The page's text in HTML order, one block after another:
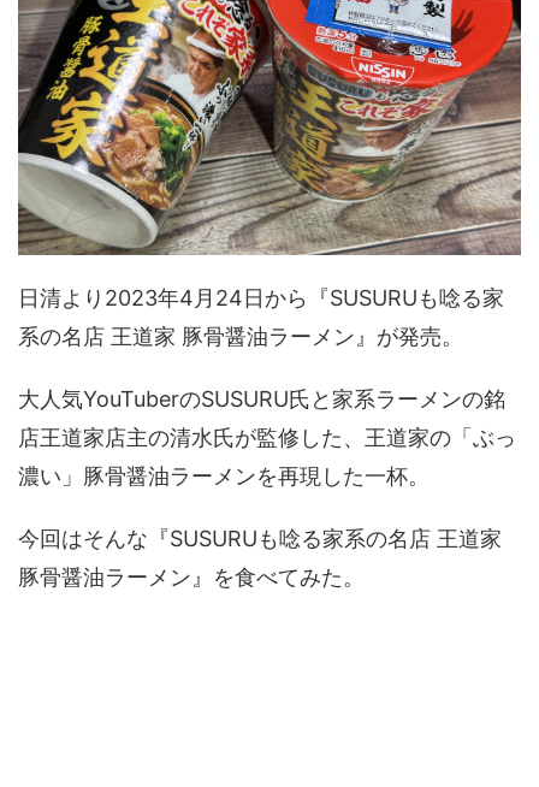
日清より2023年4月24日から『SUSURUも唸る家
系の名店 王道家 豚骨醤油ラーメン』が発売。
大人気YouTuberのSUSURU氏と家系ラーメンの銘
店王道家店主の清水氏が監修した、王道家の「ぶっ
濃い」豚骨醤油ラーメンを再現した一杯。
今回はそんな『SUSURUも唸る家系の名店 王道家
豚骨醤油ラーメン』を食べてみた。